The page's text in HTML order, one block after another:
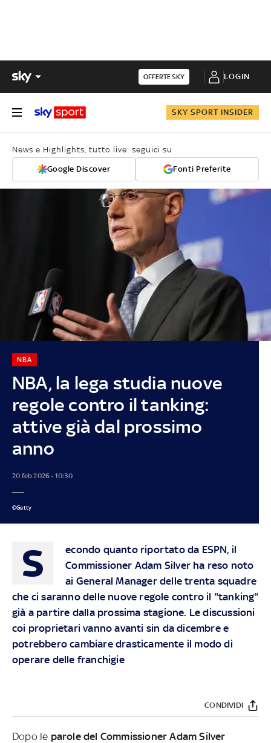
OFFERTE SKY LOGIN
SKY SPORT INSIDER
News e Highlights, tutto live: seguici su
Google Discover Fonti Preferite
NBA, la lega studia nuove
regole contro il tanking:
attive già dal prossimo
anno
NBA
20 feb 2026 - 10:30
©Getty
S
econdo quanto riportato da ESPN, il
Commissioner Adam Silver ha reso noto
ai General Manager delle trenta squadre
che ci saranno delle nuove regole contro il "tanking"
già a partire dalla prossima stagione. Le discussioni
coi proprietari vanno avanti sin da dicembre e
potrebbero cambiare drasticamente il modo di
operare delle franchigie
CONDIVIDI
Dopo le parole del Commissioner Adam Silver